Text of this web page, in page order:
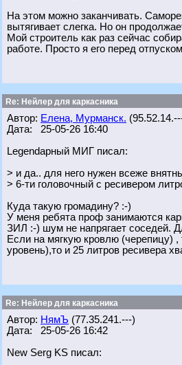
На этом можно заканчивать.
вытягивает слегка. Но он
Мой строитель как раз сейчас
работе. Просто я его перед
Re: Нейлер для каркасника
Автор: Елена, Мурманск.
Дата: 25-05-26 16:40
Legendарный МИГ писал:
> и да.. для него нужен всеже
> 6-ти головочный с ресивером
Куда такую громадину? :-)
У меня ребята проф занимаются
ЗИЛ :-) шум не напрягает соседей.
Если на мягкую кровлю (черепицу)
уровень),то и 25 литров ресивера
Re: Нейлер для каркасника
Автор: НямЪ (77.35.241.---)
Дата: 25-05-26 16:42
New Serg KS писал: